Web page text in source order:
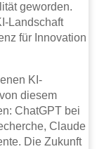
geworden.
Landschaft
für Innovation
KI-
diesem
ChatGPT bei
Claude
Die Zukunft